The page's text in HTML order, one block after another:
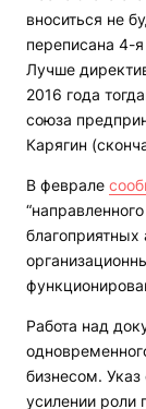
вноситься не
переписана 4-
Лучше
2016 года
союза
Карягин
В феврале
Работа над
бизнесом.
усилении роли